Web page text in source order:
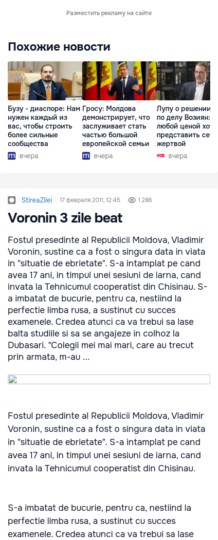
Разместить рекламу на сайте
Похожие новости
Бузу - диаспоре: Нам
нужен каждый из
вас, чтобы строить
более сильные
сообщества
вчера
Гросу: Молдова
демонстрирует, что
заслуживает стать
частью большой
европейской семьи
вчера
Лупу о решении
по делу Возиян:
любой ценой
представить себя
жертвой
вчера
StireaZilei 17 февраля 2011, 12:45 1 286
Voronin 3 zile beat
Fostul presedinte al Republicii Moldova, Vladimir
Voronin, sustine ca a fost o singura data in viata
in "situatie de ebrietate". S-a intamplat pe cand
avea 17 ani, in timpul unei sesiuni de iarna, cand
invata la Tehnicumul cooperatist din Chisinau. S-
a imbatat de bucurie, pentru ca, nestiind la
perfectie limba rusa, a sustinut cu succes
examenele. Credea atunci ca va trebui sa lase
balta studiile si sa se angajeze in colhoz la
Dubasari. "Colegii mei mai mari, care au trecut
prin armata, m-au ...
Fostul presedinte al Republicii Moldova, Vladimir
Voronin, sustine ca a fost o singura data in viata
in "situatie de ebrietate". S-a intamplat pe cand
avea 17 ani, in timpul unei sesiuni de iarna, cand
invata la Tehnicumul cooperatist din Chisinau.
S-a imbatat de bucurie, pentru ca, nestiind la
perfectie limba rusa, a sustinut cu succes
examenele. Credea atunci ca va trebui sa lase